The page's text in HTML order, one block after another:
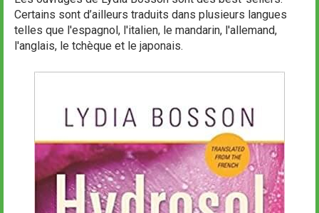
Certains sont d’ailleurs traduits dans plusieurs langues
telles que l'espagnol, l'italien, le mandarin, l'allemand,
l'anglais, le tchèque et le japonais.